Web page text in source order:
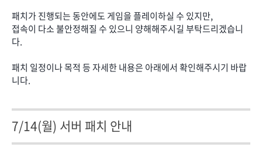
패치가 진행되는 동안에도 게임을 플레이하실 수 있지만,
접속이 다소 불안정해질 수 있으니 양해해주시길 부탁드리겠습니
다.
패치 일정이나 목적 등 자세한 내용은 아래에서 확인해주시기 바랍
니다.
7/14(월) 서버 패치 안내